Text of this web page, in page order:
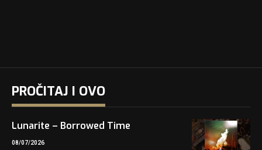
PROČITAJ I OVO
Lunarite – Borrowed Time
08/07/2026